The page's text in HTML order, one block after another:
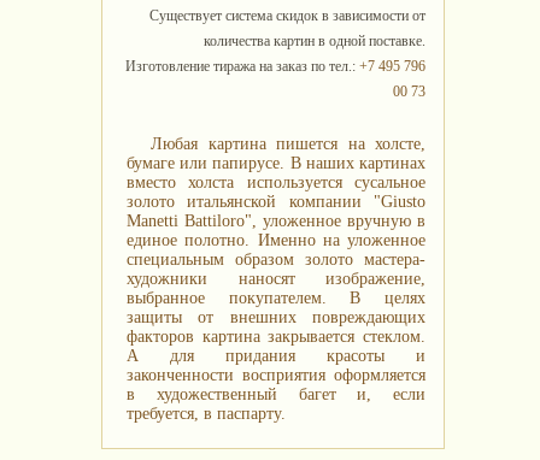
Существует система скидок в зависимости от
количества картин в одной поставке.
Изготовление тиража на заказ по тел.: +7 495 796
00 73
Любая картина пишется на холсте,
бумаге или папирусе. В наших картинах
вместо холста используется сусальное
золото итальянской компании "Giusto
Manetti Battiloro", уложенное вручную в
единое полотно. Именно на уложенное
специальным образом золото мастера-
художники наносят изображение,
выбранное покупателем. В целях
защиты от внешних повреждающих
факторов картина закрывается стеклом.
А для придания красоты и
законченности восприятия оформляется
в художественный багет и, если
требуется, в паспарту.